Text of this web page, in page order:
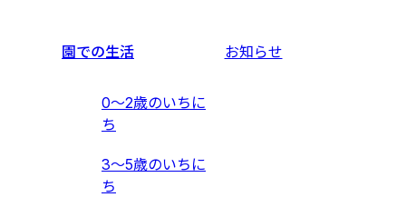
園での生活
0〜2歳のいちに
ち
3〜5歳のいちに
ち
お知らせ